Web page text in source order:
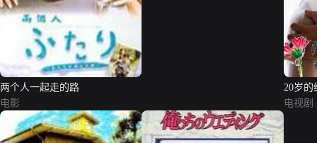
两个人一起走的路
电影
20岁的
电视剧